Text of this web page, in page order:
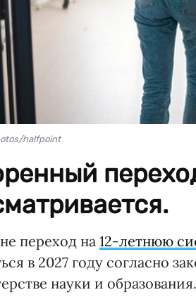
halfpoint
переход на 12-летнюю
в 2027 году согласно
науки и образования.